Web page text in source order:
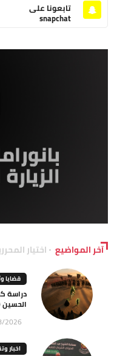
تابعونا على
snapchat
آخر المواضيع اختيار
قضايا
دراسة
الحسين
2026
اخبار